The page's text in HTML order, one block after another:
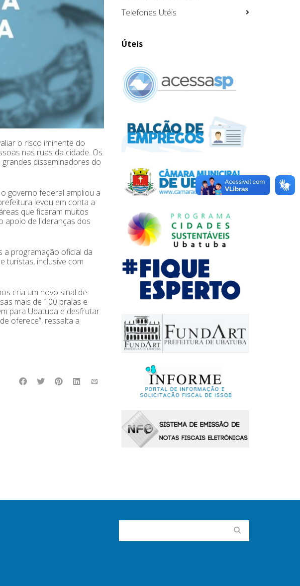
o risco iminente do
nas ruas da cidade. Os
disseminadores do
governo federal ampliou a
levou em conta a
que ficaram muitos
apoio de lideranças dos
a programação oficial da
turistas, inclusive com
cria um novo sinal de
mais de 100 praias e
para Ubatuba e desfrutar
oferece”, ressalta a
Telefones Utéis
Úteis